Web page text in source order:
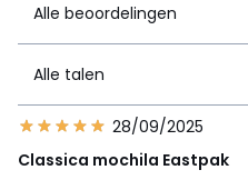
Alle beoordelingen
Alle talen
28/09/2025
Classica mochila Eastpak